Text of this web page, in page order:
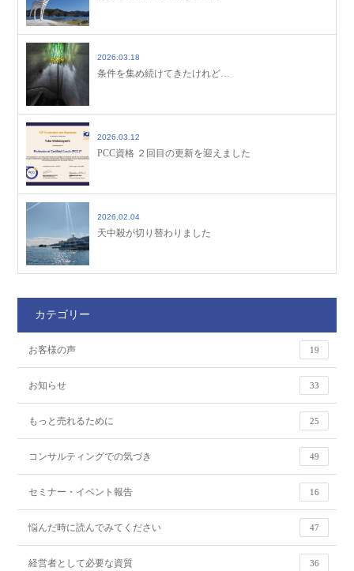
2026.03.18
条件を集め続けてきたけれど…
2026.03.12
PCC資格 ２回目の更新を迎えました
2026.02.04
天中殺が切り替わりました
カテゴリー
お客様の声 19
お知らせ 33
もっと売れるために 25
コンサルティングでの気づき 49
セミナー・イベント報告 16
悩んだ時に読んでみてください 47
経営者として必要な資質 36